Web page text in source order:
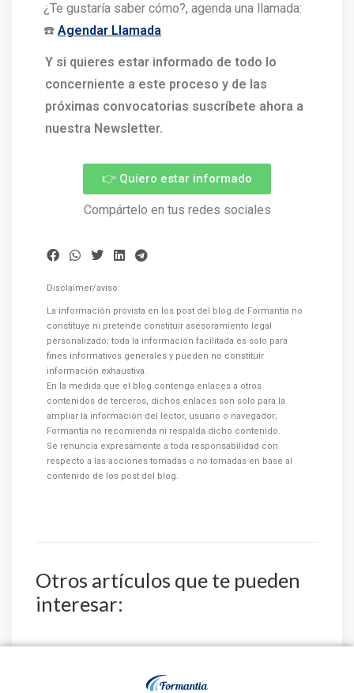
¿Te gustaría saber cómo?, agenda una llamada:
☎️ Agendar Llamada
Y si quieres estar informado de todo lo
concerniente a este proceso y de las
próximas convocatorias suscríbete ahora a
nuestra Newsletter.
👉 Quiero estar informado
Compártelo en tus redes sociales
Disclaimer/aviso:
La información provista en los post del blog de Formantia no
constituye ni pretende constituir asesoramiento legal
personalizado; toda la información facilitada es solo para
fines informativos generales y pueden no constituir
información exhaustiva.
En la medida que el blog contenga enlaces a otros
contenidos de terceros, dichos enlaces son solo para la
ampliar la información del lector, usuario o navegador;
Formantia no recomienda ni respalda dicho contenido.
Se renuncia expresamente a toda responsabilidad con
respecto a las acciones tomadas o no tomadas en base al
contenido de los post del blog.
Otros artículos que te pueden
interesar:
El Servicio Aragonés
de Salud publica la
de Gestión Sanitaria